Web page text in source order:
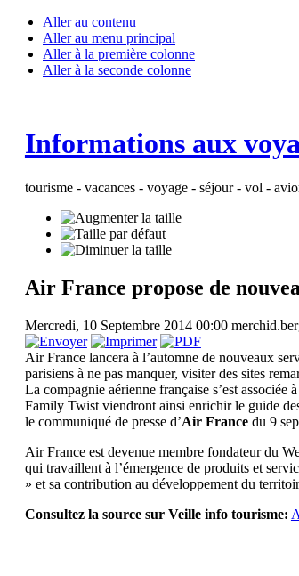
Aller au contenu
Aller au menu principal
Aller à la première colonne
Aller à la seconde colonne
Informations aux
tourisme - vacances - voyage - séjour - vol -
Air France propose de
Mercredi, 10 Septembre 2014 00:00
Air France lancera à l’automne de nouveaux
parisiens à ne pas manquer, visiter des sites
La compagnie aérienne française s’est associée
Family Twist viendront ainsi enrichir le guide
le communiqué de presse d’Air Francedu 9
Air France est devenue membre fondateur du
qui travaillent à l’émergence de produits et
» et sa contribution au développement du
Consultez la source sur Veille info tourisme: